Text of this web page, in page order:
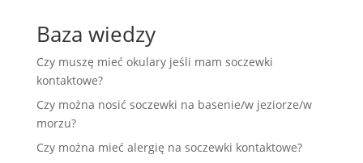
Baza wiedzy
Czy muszę mieć okulary jeśli mam soczewki
kontaktowe?
Czy można nosić soczewki na basenie/w jeziorze/w
morzu?
Czy można mieć alergię na soczewki kontaktowe?